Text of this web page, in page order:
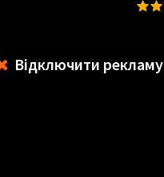
Відключити рекламу